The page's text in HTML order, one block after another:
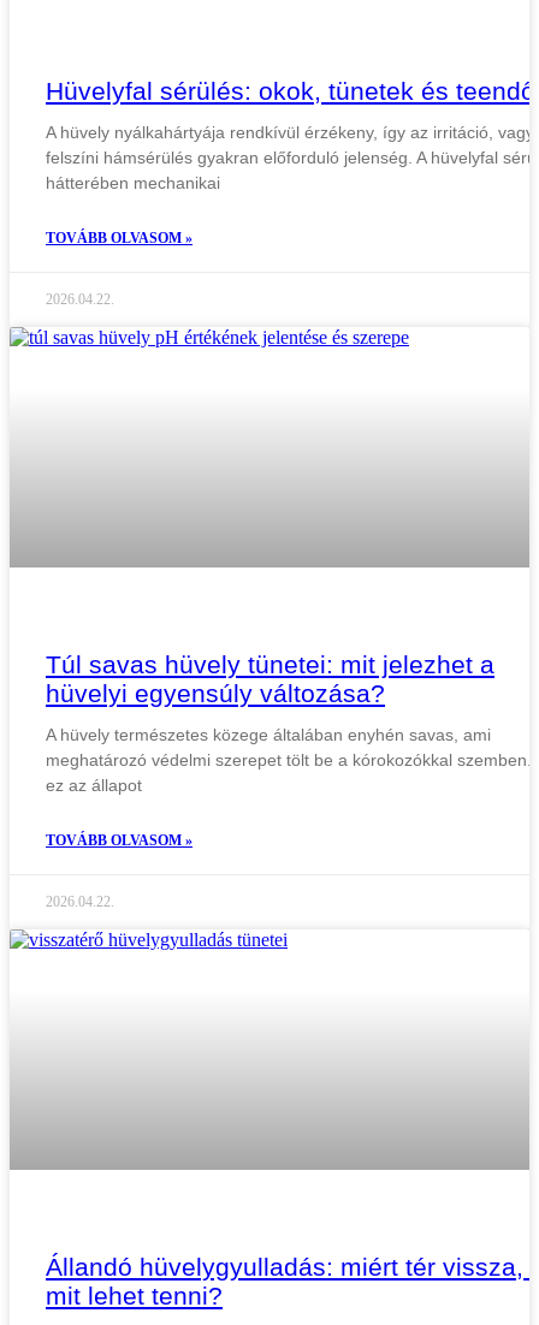
Hüvelyfal sérülés: okok, tünetek és
A hüvely nyálkahártyája rendkívül érzékeny, így az irritáció, vagy
felszíni hámsérülés gyakran előforduló jelenség. A hüvelyfal
hátterében mechanikai
TOVÁBB OLVASOM »
2026.04.22.
Túl savas hüvely tünetei: mit jelezhet a
hüvelyi egyensúly változása?
A hüvely természetes közege általában enyhén savas, ami
meghatározó védelmi szerepet tölt be a kórokozókkal szemben.
ez az állapot
TOVÁBB OLVASOM »
2026.04.22.
Állandó hüvelygyulladás: miért tér vissza,
mit lehet tenni?